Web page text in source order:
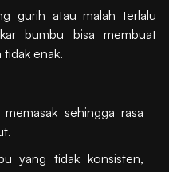
gurih atau malah terlalu
bumbu bisa membuat
tidak enak.
sehingga rasa
yang tidak konsisten,